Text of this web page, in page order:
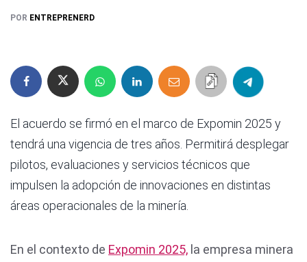
POR ENTREPRENERD
El acuerdo se firmó en el marco de Expomin 2025 y
tendrá una vigencia de tres años. Permitirá desplegar
pilotos, evaluaciones y servicios técnicos que
impulsen la adopción de innovaciones en distintas
áreas operacionales de la minería.
En el contexto de Expomin 2025, la empresa minera